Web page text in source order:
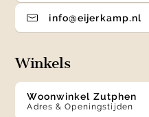
info@eijerkamp.nl
Winkels
Woonwinkel Zutphen
Adres & Openingstijden